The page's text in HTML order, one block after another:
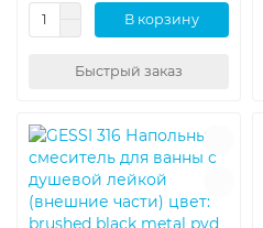
В корзину
Быстрый заказ